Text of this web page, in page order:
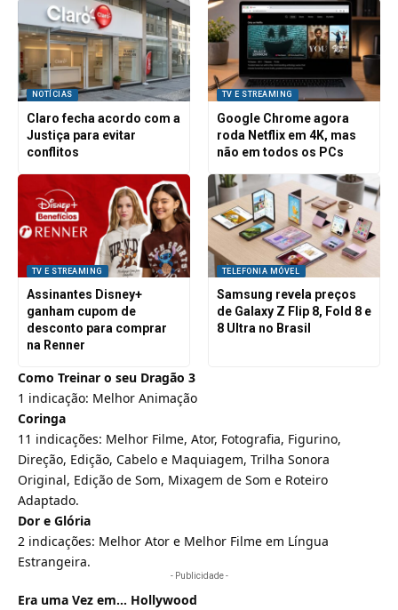
NOTÍCIAS
Claro fecha acordo com a
Justiça para evitar
conflitos
TV E STREAMING
Google Chrome agora
roda Netflix em 4K, mas
não em todos os PCs
TV E STREAMING
Assinantes Disney+
ganham cupom de
desconto para comprar
na Renner
TELEFONIA MÓVEL
Samsung revela preços
de Galaxy Z Flip 8, Fold 8 e
8 Ultra no Brasil
Como Treinar o seu Dragão 3
1 indicação: Melhor Animação
Coringa
11 indicações: Melhor Filme, Ator, Fotografia, Figurino,
Direção, Edição, Cabelo e Maquiagem, Trilha Sonora
Original, Edição de Som, Mixagem de Som e Roteiro
Adaptado.
Dor e Glória
2 indicações: Melhor Ator e Melhor Filme em Língua
Estrangeira.
- Publicidade -
Era uma Vez em… Hollywood